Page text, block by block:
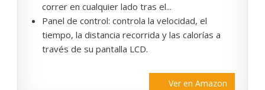
correr en cualquier lado tras el...
Panel de control: controla la velocidad, el
tiempo, la distancia recorrida y las calorías a
través de su pantalla LCD.
Ver en Amazon